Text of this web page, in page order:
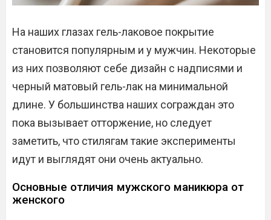
На наших глазах гель-лаковое покрытие
становится популярным и у мужчин. Некоторые
из них позволяют себе дизайн с надписями и
черный матовый гель-лак на минимальной
длине. У большинства наших сограждан это
пока вызывает отторжение, но следует
заметить, что стилягам такие эксперименты
идут и выглядят они очень актуально.
Основные отличия мужского маникюра от
женского